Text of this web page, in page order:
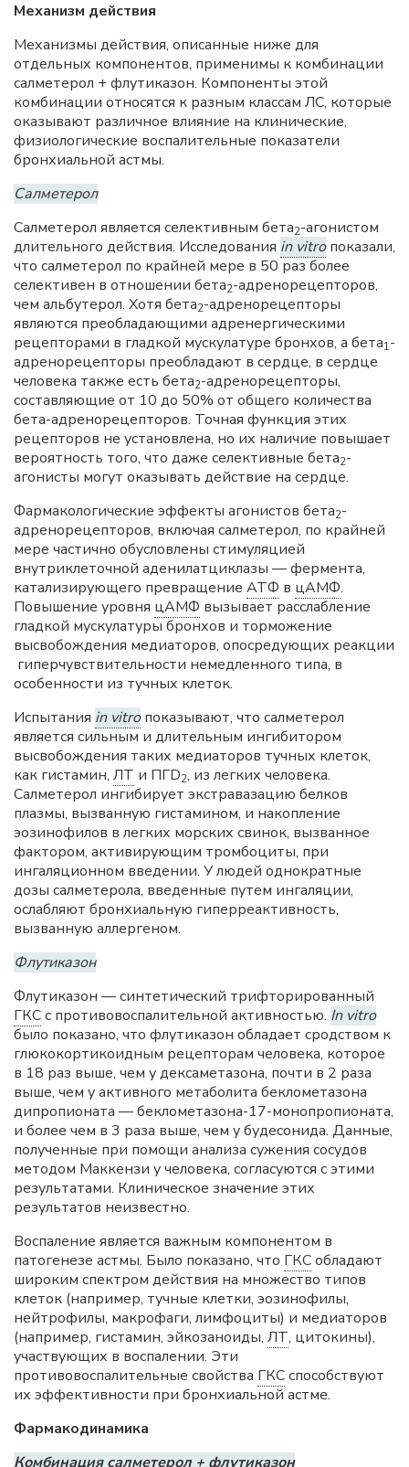
Механизм действия
Механизмы действия, описанные ниже для
отдельных компонентов, применимы к комбинации
салметерол + флутиказон. Компоненты этой
комбинации относятся к разным классам ЛС, которые
оказывают различное влияние на клинические,
физиологические воспалительные показатели
бронхиальной астмы.
Салметерол
Салметерол является селективным бета2-агонистом
длительного действия. Исследования in vitroпоказали,
что салметерол по крайней мере в 50 раз более
селективен в отношении бета2-адренорецепторов,
чем альбутерол. Хотя бета2-адренорецепторы
являются преобладающими адренергическими
рецепторами в гладкой мускулатуре бронхов, а бета1-
адренорецепторы преобладают в сердце, в сердце
человека также есть бета2-адренорецепторы,
составляющие от 10 до 50% от общего количества
бета-адренорецепторов. Точная функция этих
рецепторов не установлена, но их наличие повышает
вероятность того, что даже селективные бета2-
агонисты могут оказывать действие на сердце.
Фармакологические эффекты агонистов бета2-
адренорецепторов, включая салметерол, по крайней
мере частично обусловлены стимуляцией
внутриклеточной аденилатциклазы — фермента,
катализирующего превращение АТФ в цАМФ.
Повышение уровня цАМФ вызывает расслабление
гладкой мускулатуры бронхов и торможение
высвобождения медиаторов, опосредующих реакции
гиперчувствительности немедленного типа, в
особенности из тучных клеток.
Испытания in vitroпоказывают, что салметерол
является сильным и длительным ингибитором
высвобождения таких медиаторов тучных клеток,
как гистамин, ЛТ и ПГD2, из легких человека.
Салметерол ингибирует экстравазацию белков
плазмы, вызванную гистамином, и накопление
эозинофилов в легких морских свинок, вызванное
фактором, активирующим тромбоциты, при
ингаляционном введении. У людей однократные
дозы салметерола, введенные путем ингаляции,
ослабляют бронхиальную гиперреактивность,
вызванную аллергеном.
Флутиказон
Флутиказон — синтетический трифторированный
ГКСс противовоспалительной активностью. In vitro
было показано, что флутиказон обладает сродством к
глюкокортикоидным рецепторам человека, которое
в 18 раз выше, чем у дексаметазона, почти в 2 раза
выше, чем у активного метаболита беклометазона
дипропионата — беклометазона-17-монопропионата,
и более чем в 3 раза выше, чем у будесонида. Данные,
полученные при помощи анализа сужения сосудов
методом Маккензи у человека, согласуются с этими
результатами. Клиническое значение этих
результатов неизвестно.
Воспаление является важным компонентом в
патогенезе астмы. Было показано, что ГКСобладают
широким спектром действия на множество типов
клеток (например, тучные клетки, эозинофилы,
нейтрофилы, макрофаги, лимфоциты) и медиаторов
(например, гистамин, эйкозаноиды, ЛТ, цитокины),
участвующих в воспалении. Эти
противовоспалительные свойства ГКСспособствуют
их эффективности при бронхиальной астме.
Фармакодинамика
Комбинация салметерол + флутиказон